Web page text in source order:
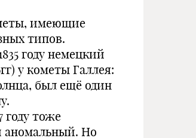
имеющие
типов.
году немецкий
у кометы Галлея:
был ещё один
году тоже
аномальный. Но